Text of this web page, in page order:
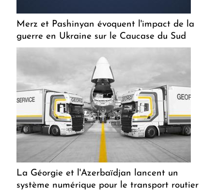
Merz et Pashinyan évoquent l'impact de la
guerre en Ukraine sur le Caucase du Sud
La Géorgie et l'Azerbaïdjan lancent un
système numérique pour le transport routier